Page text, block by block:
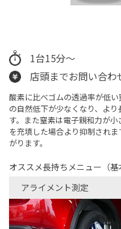
1台15分～
店頭までお問い合わ
酸素に比べゴムの透過率が低
の自然低下が少なくなり、よ
す。また窒素は電子親和力が
を充填した場合より抑制され
がります。
オススメ長持ちメニュー（基
アライメント測定